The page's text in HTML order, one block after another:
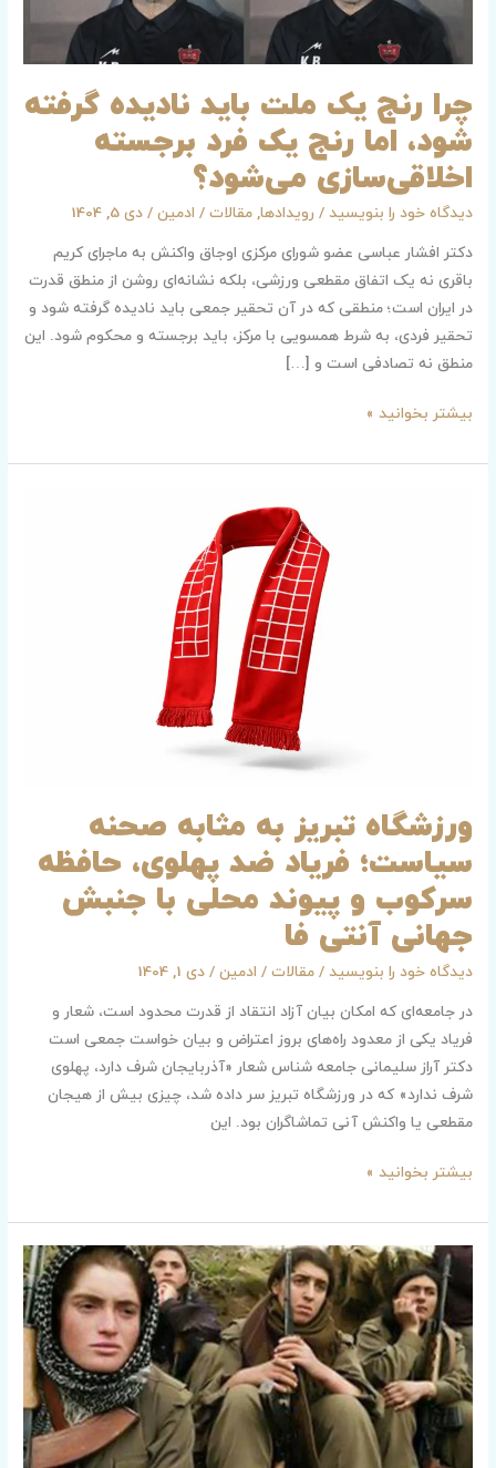
چرا رنج یک ملت باید نادیده گرفته
شود، اما رنج یک فرد برجسته
اخلاقی‌سازی می‌شود؟
دیدگاه‌ خود را بنویسید / رویدادها,مقالات / ادمین/دی 5, 1404
دکتر افشار عباسی عضو شورای مرکزی اوجاق واکنش به ماجرای کریم
باقری نه یک اتفاق مقطعی ورزشی، بلکه نشانه‌ای روشن از منطق قدرت
در ایران است؛ منطقی که در آن تحقیر جمعی باید نادیده گرفته شود و
تحقیر فردی، به شرط همسویی با مرکز، باید برجسته و محکوم شود. این
منطق نه تصادفی است و […]
یک
برجسته
اخلاقی‌سازی
می‌شود؟
بیشتر بخوانید »
ورزشگاه تبریز به مثابه صحنه
سياست؛ فرياد ضد پهلوى، حافظه
سركوب و پیوند محلى با جنبش
جهانى آنتى فا
دیدگاه‌ خود را بنویسید /مقالات / ادمین/دی 1, 1404
در جامعه‌ای که امکان بیان آزاد انتقاد از قدرت محدود است، شعار و
فریاد یکی از معدود راه‌های بروز اعتراض و بیان خواست جمعی است
دکتر آراز سلیمانی جامعه شناس شعار «آذربایجان شرف دارد، پهلوی
شرف ندارد» که در ورزشگاه تبریز سر داده شد، چیزی بیش از هیجان
مقطعی یا واکنش آنی تماشاگران بود. این
پیوند
محلى
جنبش
جهانى
آنتى
بیشتر بخوانید »
بازخوانی
انتقادی
گفتمان
پژاک
و
سیاست
امنیتی